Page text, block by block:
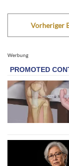
Vorheriger
Werbung